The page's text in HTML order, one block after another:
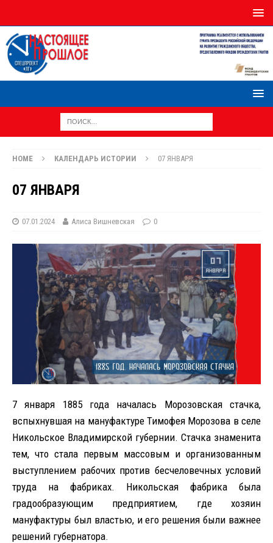
HOME КАЛЕНДАРЬ ИСТОРИИ 07 ЯНВАРЯ
07 ЯНВАРЯ
07.01.2024 Алиса Вишневская 0
7 января 1885 года началась Морозовская стачка,
вспыхнувшая на мануфактуре Тимофея Морозова в селе
Никольское Владимирской губернии. Стачка знаменита
тем, что стала первым массовым и организованным
выступлением рабочих против бесчеловечных условий
труда на фабриках. Никольская фабрика была
градообразующим предприятием, где хозяин
мануфактуры был властью, и его решения были важнее
решений губернатора.